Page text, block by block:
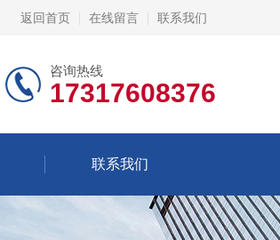
返回首页 在线留言 联系我们
咨询热线
17317608376
联系我们